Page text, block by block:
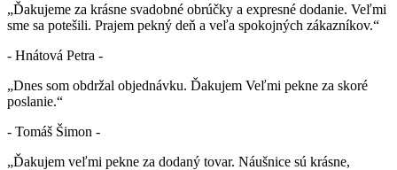
„Ďakujeme za krásne svadobné obrúčky a expresné dodanie. Veľmi
sme sa potešili. Prajem pekný deň a veľa spokojných zákazníkov.“
- Hnátová Petra -
„Dnes som obdržal objednávku. Ďakujem Veľmi pekne za skoré
poslanie.“
- Tomáš Šimon -
„Ďakujem veľmi pekne za dodaný tovar. Náušnice sú krásne,